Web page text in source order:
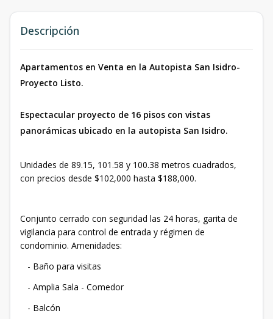
Descripción
Apartamentos en Venta en la Autopista San Isidro-
Proyecto Listo.
Espectacular proyecto de 16 pisos con vistas
panorámicas ubicado en la autopista San Isidro.
Unidades de 89.15, 101.58 y 100.38 metros cuadrados,
con precios desde $102,000 hasta $188,000.
Conjunto cerrado con seguridad las 24 horas, garita de
vigilancia para control de entrada y régimen de
condominio. Amenidades:
- Baño para visitas
- Amplia Sala - Comedor
- Balcón